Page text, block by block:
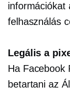
információkat
felhasználás
Legális a
Ha Facebook
betartani az